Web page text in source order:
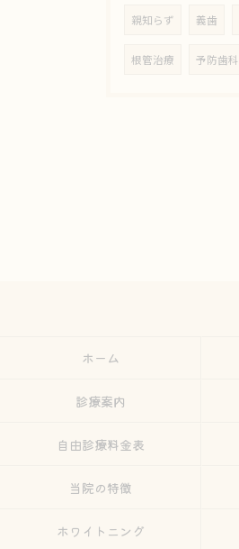
親知らず 義歯
根管治療 予防歯科
ホーム
診療案内
自由診療料金表
当院の特徴
ホワイトニング